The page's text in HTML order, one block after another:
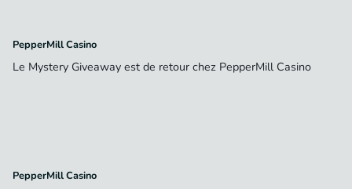
PepperMill Casino
Le Mystery Giveaway est de retour chez PepperMill Casino
PepperMill Casino